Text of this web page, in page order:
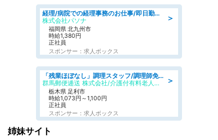
＞
経理/病院での経理事務のお仕事/即日勤務可/車通勤可/経理/一般事務
株式会社パソナ
福岡県 北九州市
時給1,380円
正社員
スポンサー：求人ボックス
＞
「残業ほぼなし」調理スタッフ/調理師免許必須/正職員/日勤のみ/介護付き有料老人ホーム/社会保障完備
群馬郵便逓送 株式会社/介護付有料老人ホーム ふる里
栃木県 足利市
時給1,073円～1,100円
正社員
スポンサー：求人ボックス
姉妹サイト